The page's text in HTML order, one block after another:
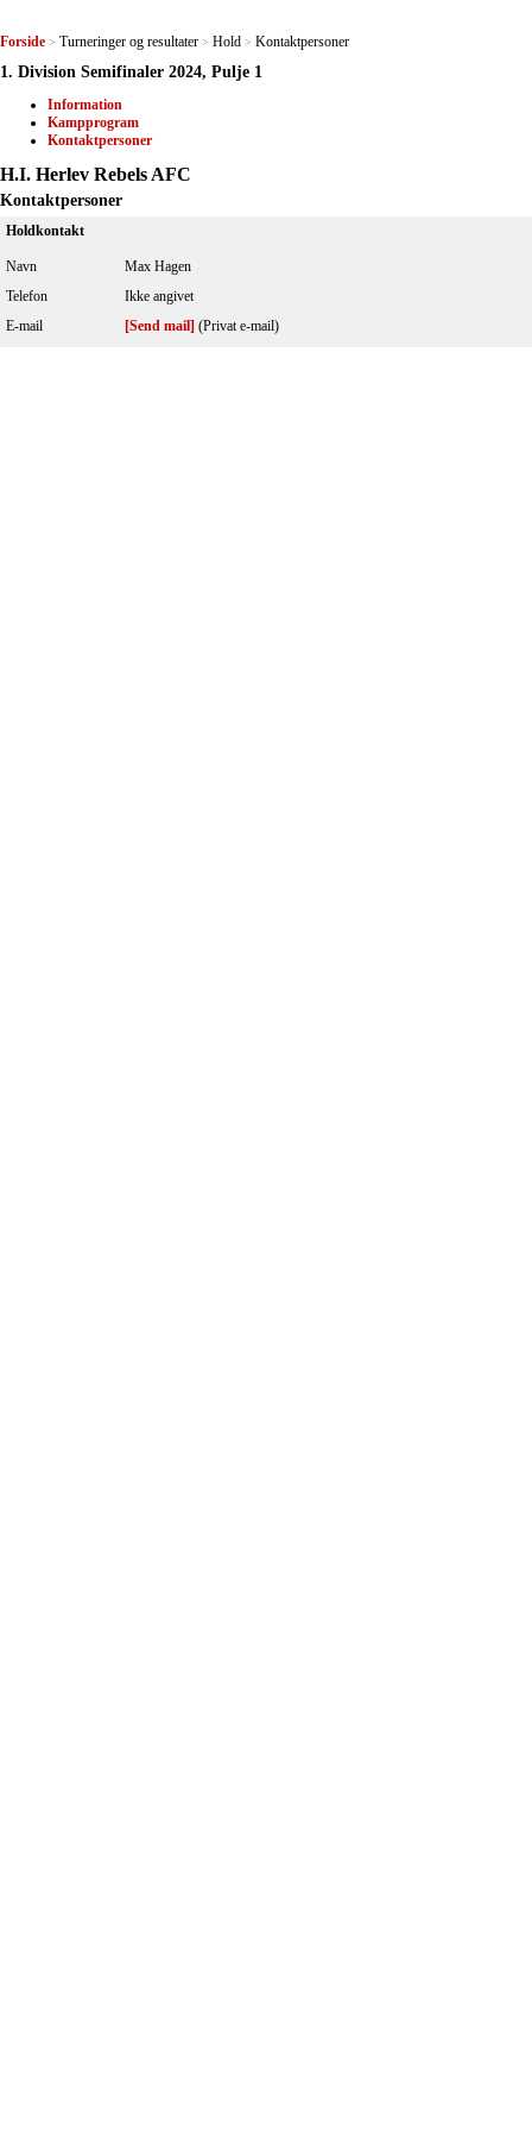
Forside > Turneringer og resultater > Hold > Kontaktpersoner
1. Division Semifinaler 2024, Pulje 1
Information
Kampprogram
Kontaktpersoner
H.I. Herlev Rebels AFC
Kontaktpersoner
Holdkontakt
Navn
Max Hagen
Telefon
Ikke angivet
E-mail
[Send mail] (Privat e-mail)